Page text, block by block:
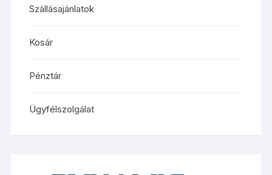
Szállásajánlatok
Kosár
Pénztár
Ügyfélszolgálat